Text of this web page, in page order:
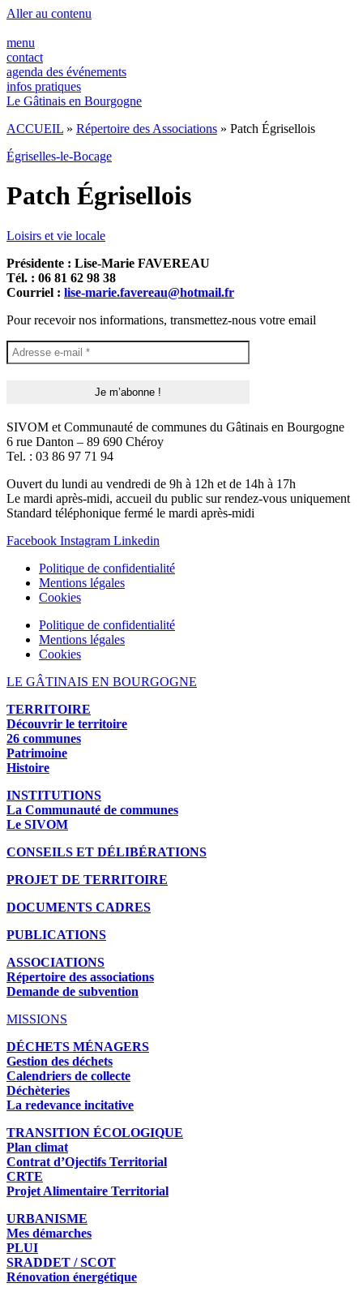
Panneau de gestion des cookies
Aller au contenu
menu
contact
agenda des événements
infos pratiques
Le Gâtinais en Bourgogne
ACCUEIL » Répertoire des Associations » Patch Égrisellois
Égriselles-le-Bocage
Patch Égrisellois
Loisirs et vie locale
Présidente : Lise-Marie FAVEREAU
Tél. : 06 81 62 98 38
Courriel : lise-marie.favereau@hotmail.fr
Pour recevoir nos informations, transmettez-nous votre email
SIVOM et Communauté de communes du Gâtinais en Bourgogne
6 rue Danton – 89 690 Chéroy
Tel. : 03 86 97 71 94
Ouvert du lundi au vendredi de 9h à 12h et de 14h à 17h
Le mardi après-midi, accueil du public sur rendez-vous uniquement
Standard téléphonique fermé le mardi après-midi
Facebook Instagram Linkedin
Politique de confidentialité
Mentions légales
Cookies
Politique de confidentialité
Mentions légales
Cookies
LE GÂTINAIS EN BOURGOGNE
TERRITOIRE
Découvrir le territoire
26 communes
Patrimoine
Histoire
INSTITUTIONS
La Communauté de communes
Le SIVOM
CONSEILS ET DÉLIBÉRATIONS
PROJET DE TERRITOIRE
DOCUMENTS CADRES
PUBLICATIONS
ASSOCIATIONS
Répertoire des associations
Demande de subvention
MISSIONS
DÉCHETS MÉNAGERS
Gestion des déchets
Calendriers de collecte
Déchèteries
La redevance incitative
TRANSITION ÉCOLOGIQUE
Plan climat
Contrat d’Ojectifs Territorial
CRTE
Projet Alimentaire Territorial
URBANISME
Mes démarches
PLUI
SRADDET / SCOT
Rénovation énergétique